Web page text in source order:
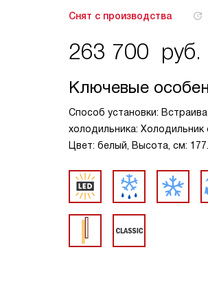
Снят с производства
263 700 руб.
Ключевые
Способ установки:
холодильника: Холодильник
Цвет: белый, Высота, см: